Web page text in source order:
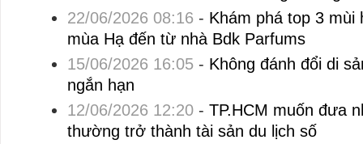
22/06/2026 08:16 - Khám phá top 3 mùi
mùa Hạ đến từ nhà Bdk Parfums
15/06/2026 16:05- Không đánh đổi di
ngắn hạn
12/06/2026 12:20- TP.HCM muốn đưa
thường trở thành tài sản du lịch số